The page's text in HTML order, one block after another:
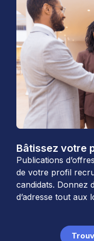
Bâtissez votre
Publications
de votre profil
candidats. Donnez
d’adresse tout aux